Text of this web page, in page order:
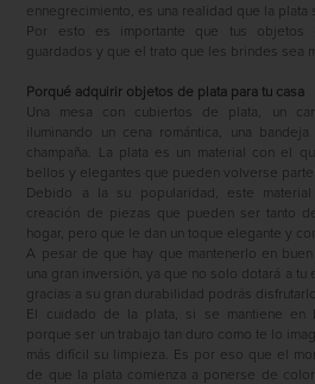
ennegrecimiento, es una realidad que la plata
Por esto es importante que tus objetos
guardados y que el trato que les brindes sea
Porqué adquirir objetos de plata para tu casa
Una mesa con cubiertos de plata, un
iluminando un cena romántica, una
champaña. La plata es un material con el
bellos y elegantes que pueden volverse
Debido a la su popularidad, este
creación de piezas que pueden ser tanto
hogar, pero que le dan un toque elegante y
A pesar de que hay que mantenerlo en
una gran inversión, ya que no solo dotará a
gracias a su gran durabilidad podrás
El cuidado de la plata, si se mantiene en
porque ser un trabajo tan duro como te lo
más difícil su limpieza. Es por eso que el
de que la plata comienza a ponerse de